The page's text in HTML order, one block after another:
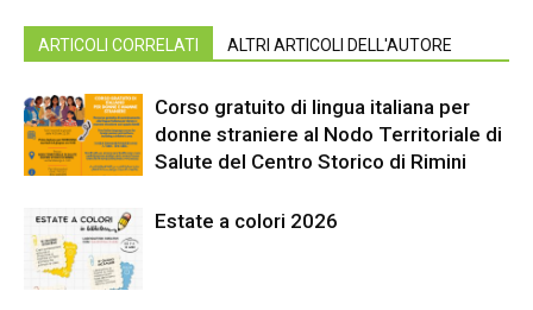
ARTICOLI CORRELATI ALTRI ARTICOLI DELL'AUTORE
Corso gratuito di lingua italiana per
donne straniere al Nodo Territoriale di
Salute del Centro Storico di Rimini
Estate a colori 2026